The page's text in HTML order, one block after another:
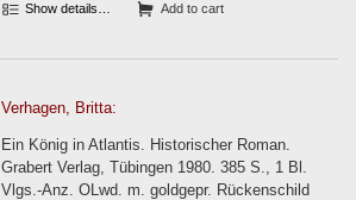
Show details… Add to cart
Verhagen, Britta:
Ein König in Atlantis. Historischer Roman.
Grabert Verlag, Tübingen 1980. 385 S., 1 Bl.
Vlgs.-Anz. OLwd. m. goldgepr. Rückenschild